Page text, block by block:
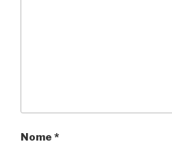
Nome *